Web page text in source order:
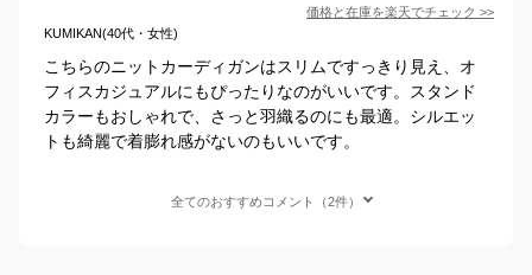
価格と在庫を楽天でチェック >>
KUMIKAN(40代・女性)
こちらのニットカーディガンはスリムですっきり見え、オ
フィスカジュアルにもぴったりなのがいいです。スタンド
カラーもおしゃれで、さっと羽織るのにも最適。シルエッ
トも綺麗で着膨れ感がないのもいいです。
全てのおすすめコメント（2件）